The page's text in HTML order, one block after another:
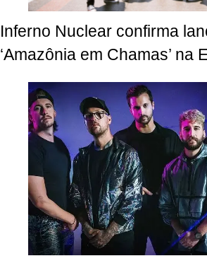
Inferno Nuclear confirma
‘Amazônia em Chamas’ na